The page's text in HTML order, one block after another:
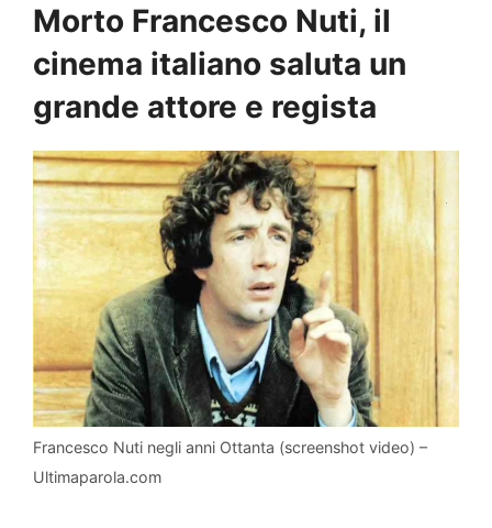
Morto Francesco Nuti, il
cinema italiano saluta un
grande attore e regista
Francesco Nuti negli anni Ottanta (screenshot video) –
Ultimaparola.com